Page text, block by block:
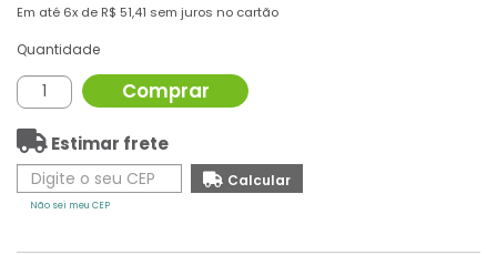
Em até 6x de R$ 51,41 sem juros no cartão
Quantidade
Comprar
Estimar frete
Não sei meu CEP